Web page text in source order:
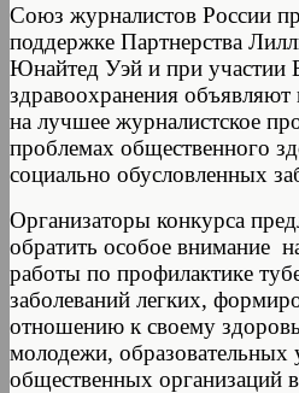
Союз журналистов России
поддержке Партнерства
Юнайтед Уэй и при участии
здравоохранения
на лучшее журналистское
проблемах общественного
социально обусловленных
Организаторы конкурса
обратить особое внимание
работы по профилактике
заболеваний легких,
отношению к своему
молодежи, образовательных
общественных организаций